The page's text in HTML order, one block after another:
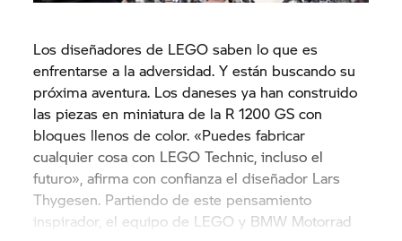
Los diseñadores de LEGO saben lo que es
enfrentarse a la adversidad. Y están buscando su
próxima aventura. Los daneses ya han construido
las piezas en miniatura de la R 1200 GS con
bloques llenos de color. «Puedes fabricar
cualquier cosa con LEGO Technic, incluso el
futuro», afirma con confianza el diseñador Lars
Thygesen. Partiendo de este pensamiento
inspirador, el equipo de LEGO y BMW Motorrad